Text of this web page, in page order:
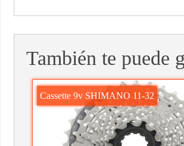
También te puede
Cassette 9v SHIMANO 11-32